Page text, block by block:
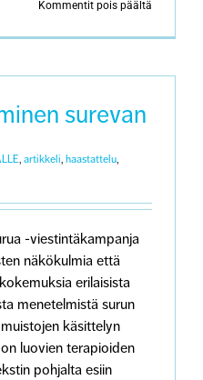
Kommentit pois päältä
värit
surevan
, artikkeli, haastattelu,
-viestintäkampanja
näkökulmia että
erilaisista
menetelmistä surun
käsittelyn
luovien terapioiden
pohjalta esiin